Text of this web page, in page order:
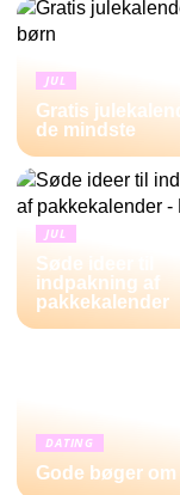
JUL
Gratis
de mindste
JUL
Søde ideer til
indpakning af
pakkekalender
DATING
Gode bøger